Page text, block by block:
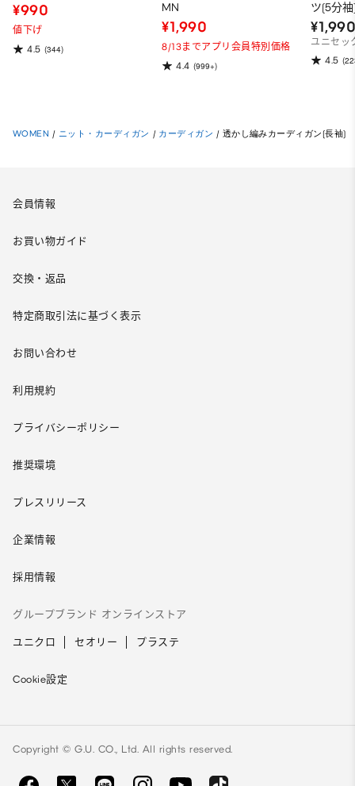
¥990
値下げ
4.5 (344)
MN
¥1,990
8/13までアプリ会員特別価格
4.4 (999+)
ツ(5分
ユニセッ
4.5
WOMEN / ニット・カーディガン / カーディガン / 透かし編みカーディガン(長袖)
会員情報
お買い物ガイド
交換・返品
特定商取引法に基づく表示
お問い合わせ
利用規約
プライバシーポリシー
推奨環境
プレスリリース
企業情報
採用情報
グループブランド オンラインストア
ユニクロ セオリー プラステ
Cookie設定
Copyright © G.U. CO., Ltd. All rights reserved.